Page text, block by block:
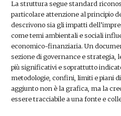
La struttura segue standard
particolare attenzione al principio
descrivono sia gli impatti
come temi ambientali e sociali
economico-finanziaria. Un
sezione di governance e strategia,
più significativi e soprattutto
metodologie, confini, limiti e piani
aggiunto non è la grafica, ma la
essere tracciabile a una fonte e